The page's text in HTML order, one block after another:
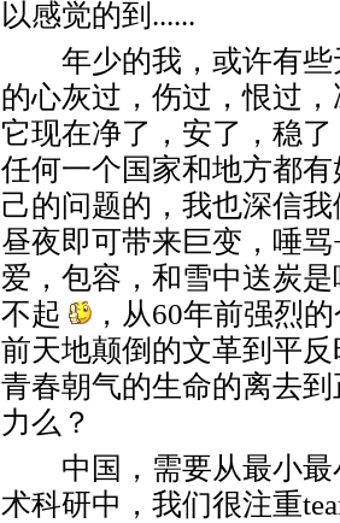
以感觉的到......
年少的我，或许有
的心灰过，伤过，恨过
它现在净了，安了，稳
任何一个国家和地方都
己的问题的，我也深信
昼夜即可带来巨变，唾
爱，包容，和雪中送炭
不起
，从60年前强烈
前天地颠倒的文革到平
青春朝气的生命的离去
力么？
中国，需要从最小
术科研中，我们很注重